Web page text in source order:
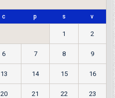
c p s v
1 2
6 7 8 9
13 14 15 16
20 21 22 23